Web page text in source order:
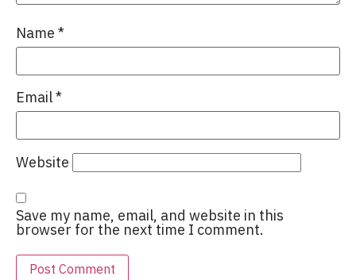
Name *
Email*
Website
Save my name, email, and website in this
browser for the next time I comment.